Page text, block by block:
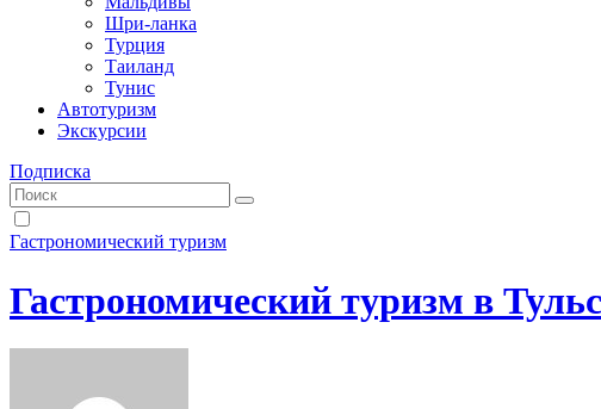
Шри-ланка
Турция
Таиланд
Тунис
Автотуризм
Экскурсии
Подписка
Гастрономический туризм
Гастрономический туризм в